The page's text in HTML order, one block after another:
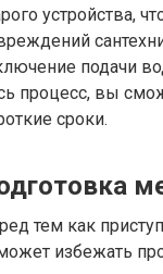
устройства,
подачи
процесс, вы
сроки.
тем как
избежать